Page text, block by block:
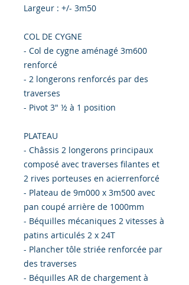
Largeur : +/- 3m50
COL DE CYGNE
- Col de cygne aménagé 3m600
renforcé
- 2 longerons renforcés par des
traverses
- Pivot 3" ½ à 1 position
PLATEAU
- Châssis 2 longerons principaux
composé avec traverses filantes et
2 rives porteuses en acierrenforcé
- Plateau de 9m000 x 3m500 avec
pan coupé arrière de 1000mm
- Béquilles mécaniques 2 vitesses à
patins articulés 2 x 24T
- Plancher tôle striée renforcée par
des traverses
- Béquilles AR de chargement à